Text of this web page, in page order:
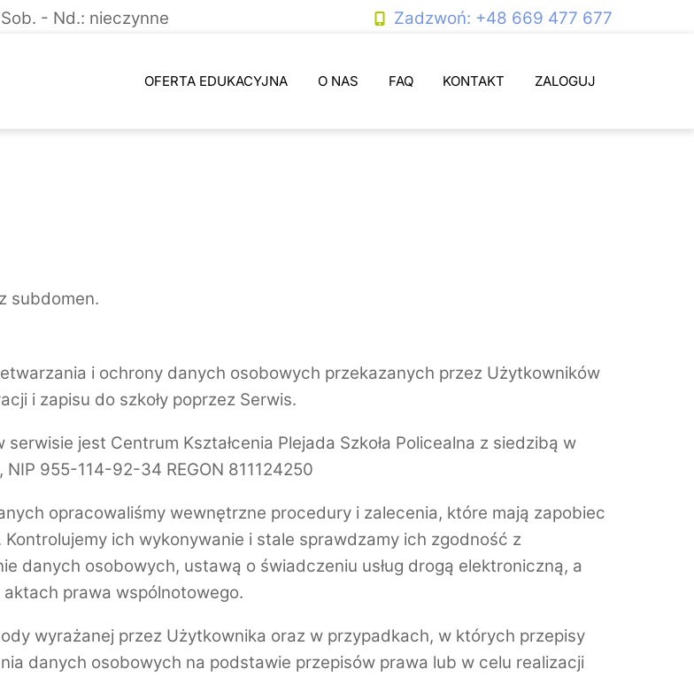
- Nd.: nieczynne Zadzwoń: +48 669 477 677
OFERTA EDUKACYJNA O NAS FAQ KONTAKT ZALOGUJ
subdomen.
i ochrony danych osobowych przekazanych przez Użytkowników
i zapisu do szkoły poprzez Serwis.
jest Centrum Kształcenia Plejada Szkoła Policealna z siedzibą w
955-114-92-34 REGON 811124250
opracowaliśmy wewnętrzne procedury i zalecenia, które mają zapobiec
ich wykonywanie i stale sprawdzamy ich zgodność z
danych osobowych, ustawą o świadczeniu usług drogą elektroniczną, a
prawa wspólnotowego.
wyrażanej przez Użytkownika oraz w przypadkach, w których przepisy
danych osobowych na podstawie przepisów prawa lub w celu realizacji